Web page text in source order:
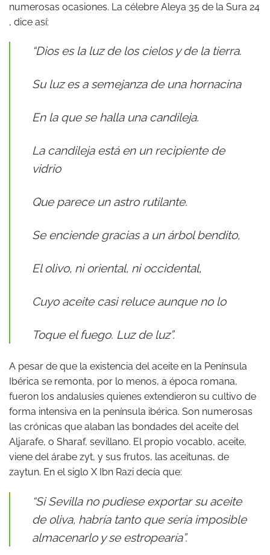
numerosas ocasiones. La célebre Aleya 35 de la Sura 24
, dice así:
“Dios es la luz de los cielos y de la tierra.
Su luz es a semejanza de una hornacina
En la que se halla una candileja.
La candileja está en un recipiente de
vidrio
Que parece un astro rutilante.
Se enciende gracias a un árbol bendito,
El olivo, ni oriental, ni occidental,
Cuyo aceite casi reluce aunque no lo
Toque el fuego. Luz de luz”.
A pesar de que la existencia del aceite en la Península
Ibérica se remonta, por lo menos, a época romana,
fueron los andalusíes quienes extendieron su cultivo de
forma intensiva en la península ibérica. Son numerosas
las crónicas que alaban las bondades del aceite del
Aljarafe, o Sharaf, sevillano. El propio vocablo, aceite,
viene del árabe zyt, y sus frutos, las aceitunas, de
zaytun. En el siglo X Ibn Razi decía que:
“Si Sevilla no pudiese exportar su aceite
de oliva, habría tanto que sería imposible
almacenarlo y se estropearía”.